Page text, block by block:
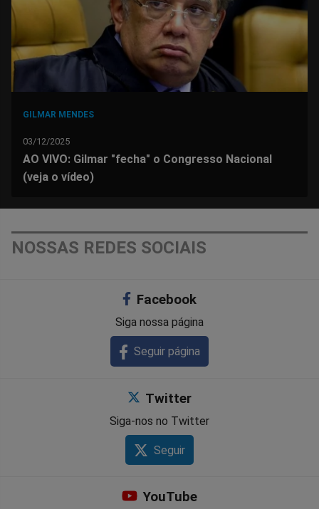
GILMAR MENDES
03/12/2025
AO VIVO: Gilmar "fecha" o Congresso Nacional
(veja o vídeo)
NOSSAS REDES SOCIAIS
Facebook
Siga nossa página
Seguir página
Twitter
Siga-nos no Twitter
Seguir
YouTube